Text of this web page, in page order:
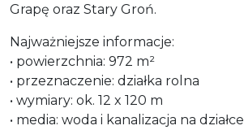
Grapę oraz Stary Groń.
Najważniejsze informacje:
• powierzchnia: 972 m²
• przeznaczenie: działka rolna
• wymiary: ok. 12 x 120 m
• media: woda i kanalizacja na działce